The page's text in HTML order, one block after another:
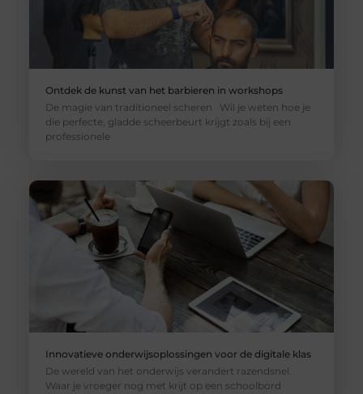
Ontdek de kunst van het barbieren in workshops
De magie van traditioneel scheren Wil je weten hoe je
die perfecte, gladde scheerbeurt krijgt zoals bij een
professionele
Innovatieve onderwijsoplossingen voor de digitale klas
De wereld van het onderwijs verandert razendsnel.
Waar je vroeger nog met krijt op een schoolbord